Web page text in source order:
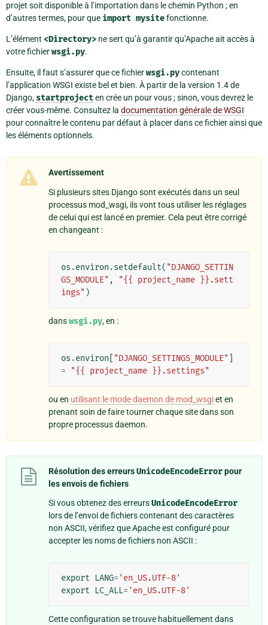
projet soit disponible à l’importation dans le chemin Python ; en
d’autres termes, pour que import mysitefonctionne.
L’élément <Directory> ne sert qu’à garantir qu’Apache ait accès à
votre fichierwsgi.py.
Ensuite, il faut s’assurer que ce fichierwsgi.pycontenant
l’application WSGI existe bel et bien. À partir de la version 1.4 de
Django, startprojecten crée un pour vous ; sinon, vous devrez le
créer vous-même. Consultez la documentation générale de WSGI
pour connaître le contenu par défaut à placer dans ce fichier ainsi que
les éléments optionnels.
Avertissement
Si plusieurs sites Django sont exécutés dans un seul
processus mod_wsgi, ils vont tous utiliser les réglages
de celui qui est lancé en premier. Cela peut être corrigé
en changeant :
os .environ .setdefault( "DJANGO_SETTIN
GS_MODULE" ,
"{{ project_name }}.sett
ings" )
danswsgi.py, en :
os .environ "DJANGO_SETTINGS_MODULE"
=
"{{ project_name }}.settings"
ou en utilisant le mode daemon de mod_wsgiet en
prenant soin de faire tourner chaque site dans son
propre processus daemon.
Résolution des erreursUnicodeEncodeErrorpour
les envois de fichiers
Si vous obtenez des erreursUnicodeEncodeError
lors de l’envoi de fichiers contenant des caractères
non ASCII, vérifiez que Apache est configuré pour
accepter les noms de fichiers non ASCII :
export LANG= 'en_US.UTF-8'
export
LC_ALL= 'en_US.UTF-8'
Cette configuration se trouve habituellement dans